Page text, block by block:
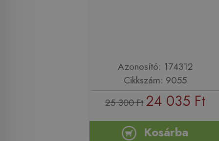
Azonosító: 174312
Cikkszám: 9055
25 300 Ft 24 035 Ft
Kosárba